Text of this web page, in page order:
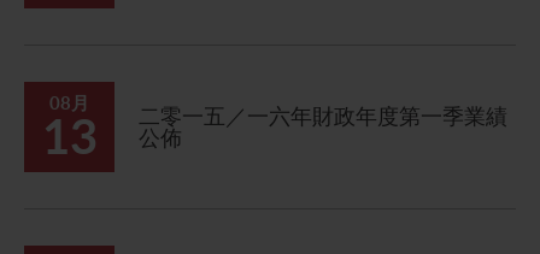
08月
13
二零一五／一六年財政年度第一季業績
公佈